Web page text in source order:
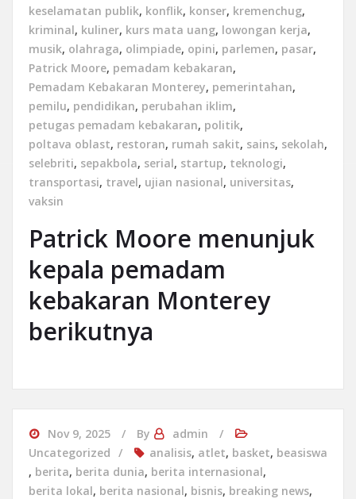
keselamatan publik, konflik, konser, kremenchug,
kriminal, kuliner, kurs mata uang, lowongan kerja,
musik, olahraga, olimpiade, opini, parlemen, pasar,
Patrick Moore, pemadam kebakaran,
Pemadam Kebakaran Monterey, pemerintahan,
pemilu, pendidikan, perubahan iklim,
petugas pemadam kebakaran, politik,
poltava oblast, restoran, rumah sakit, sains, sekolah,
selebriti, sepakbola, serial, startup, teknologi,
transportasi, travel, ujian nasional, universitas,
vaksin
Patrick Moore menunjuk
kepala pemadam
kebakaran Monterey
berikutnya
Nov 9, 2025 By
admin
Uncategorized
analisis, atlet, basket, beasiswa
, berita, berita dunia, berita internasional,
berita lokal, berita nasional, bisnis, breaking news,